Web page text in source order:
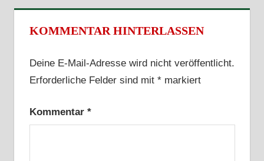
KOMMENTAR HINTERLASSEN
Deine E-Mail-Adresse wird nicht veröffentlicht.
Erforderliche Felder sind mit *markiert
Kommentar *